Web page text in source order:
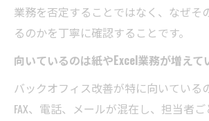
業務を否定することではなく、なぜそ
るのかを丁寧に確認することです。
向いているのは紙やExcel業務が増えて
バックオフィス改善が特に向いているの
FAX、電話、メールが混在し、担当者